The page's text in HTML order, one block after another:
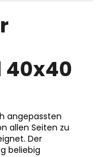
40x40
angepassten
allen Seiten zu
Der
beliebig